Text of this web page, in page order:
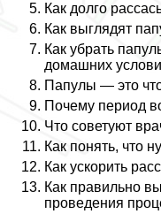
Как долго
Как выглядят
Как убрать
домашних
Папулы — это
Почему период
Что советуют
Как понять, что
Как ускорить
Как правильно
проведения